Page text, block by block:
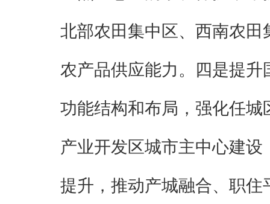
北部农田集中区、西南农
农产品供应能力。四是提
功能结构和布局，强化任
产业开发区城市主中心建
提升，推动产城融合、职